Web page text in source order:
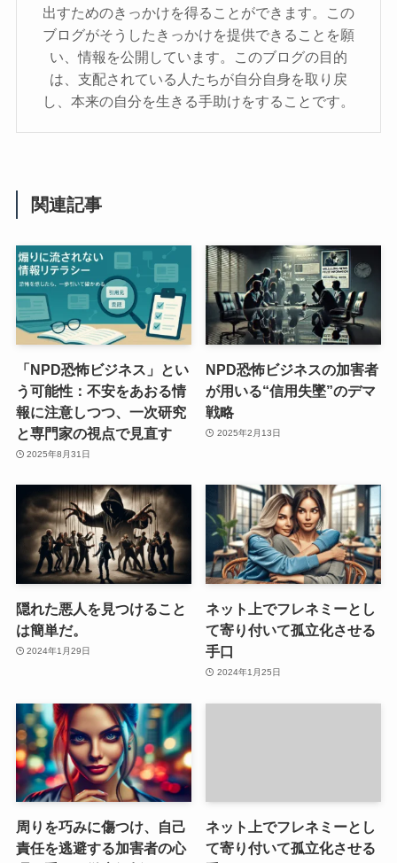
出すためのきっかけを得ることができます。この
ブログがそうしたきっかけを提供できることを願
い、情報を公開しています。このブログの目的
は、支配されている人たちが自分自身を取り戻
し、本来の自分を生きる手助けをすることです。
関連記事
「NPD恐怖ビジネス」とい
う可能性：不安をあおる情
報に注意しつつ、一次研究
と専門家の視点で見直す
2025年8月31日
NPD恐怖ビジネスの加害者
が用いる“信用失墜”のデマ
戦略
2025年2月13日
隠れた悪人を見つけること
は簡単だ。
2024年1月29日
ネット上でフレネミーとし
て寄り付いて孤立化させる
手口
2024年1月25日
周りを巧みに傷つけ、自己
責任を逃避する加害者の心
ネット上でフレネミーとし
て寄り付いて孤立化させる